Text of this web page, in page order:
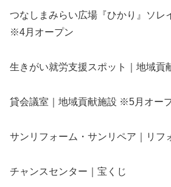
つなしまみらい広場『ひかり』ソレ
※4月オープン
生きがい就労支援スポット｜地域貢
貸会議室｜地域貢献施設 ※5月オー
サンリフォーム・サンリペア｜リフ
チャンスセンター｜宝くじ